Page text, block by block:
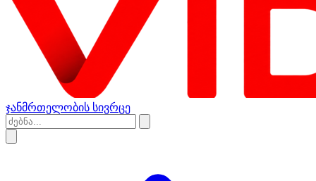
ჯანმრთელობის სივრცე